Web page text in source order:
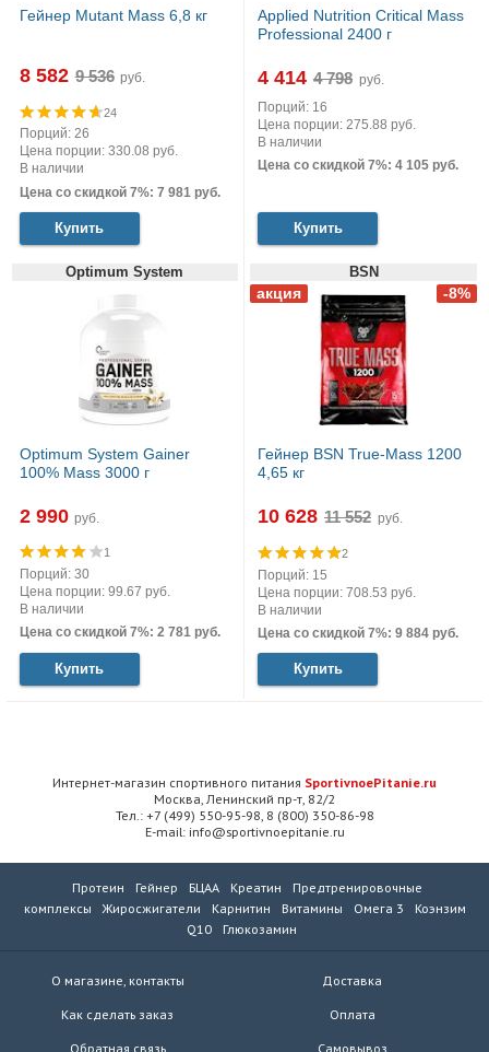
Гейнер Mutant Mass 6,8 кг
8 582 руб.
24
Порций: 26
Цена порции: 330.08 руб.
В наличии
Цена со скидкой 7%: 7 981 руб.
Купить
Applied Nutrition Critical Mass
Professional 2400 г
4 414
руб.
Порций: 16
Цена порции: 275.88 руб.
В наличии
Цена со скидкой 7%: 4 105 руб.
Купить
Optimum System
Optimum System Gainer
100% Mass 3000 г
2 990 руб.
1
Порций: 30
Цена порции: 99.67 руб.
В наличии
Цена со скидкой 7%: 2 781 руб.
Купить
BSN
Гейнер BSN True-Mass 1200
4,65 кг
10 628 руб.
2
Порций: 15
Цена порции: 708.53 руб.
В наличии
Цена со скидкой 7%: 9 884 руб.
Купить
Интернет-магазин спортивного питания SportivnoePitanie.ru
Москва, Ленинский пр-т, 82/2
Тел.: +7 (499) 550-95-98, 8 (800) 350-86-98
E-mail: info@sportivnoepitanie.ru
Протеин Гейнер БЦАА Креатин
Предтренировочные
комплексы
Жиросжигатели Карнитин Витамины Омега 3
Коэнзим
Q10
Глюкозамин
О магазине, контакты
Как сделать заказ
Обратная связь
Доставка
Оплата
Самовывоз